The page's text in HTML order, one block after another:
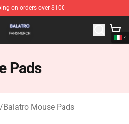
on orders over $100
Balatro Merchandise Store
Pads
/Balatro Mouse Pads